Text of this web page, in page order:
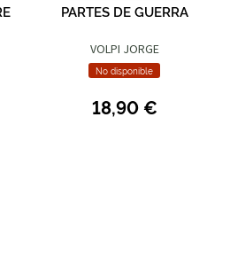
PARTES DE GUERRA
VOLPI JORGE
No disponible
18,90 €